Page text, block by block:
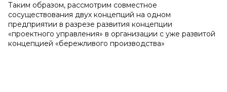
Таким образом, рассмотрим совместное
сосуществования двух концепций на одном
предприятии в разрезе развития концепции
«проектного управления» в организации с уже развитой
концепцией «бережливого производства»